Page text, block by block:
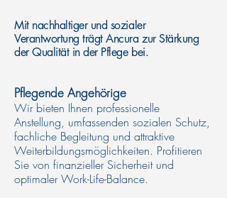
Mit nachhaltiger und sozialer
Verantwortung trägt Ancura zur Stärkung
der Qualität in der Pflege bei.
Pflegende Angehörige
Wir bieten Ihnen professionelle
Anstellung, umfassenden sozialen Schutz,
fachliche Begleitung und attraktive
Weiterbildungsmöglichkeiten. Profitieren
Sie von finanzieller Sicherheit und
optimaler Work-Life-Balance.